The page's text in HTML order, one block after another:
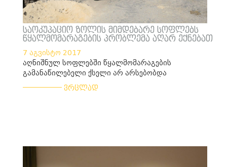
საოკუპაციო ზოლის მიმდებარე სოფლებს
წყალმომარაგების პრობლემა აღარ ექნებათ
7 აგვისტო 2017
აღნიშნულ სოფლებში წყალმომარაგების
გამანაწილებელი ქსელი არ არსებობდა
ვრცლად